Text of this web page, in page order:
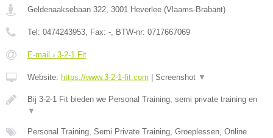
Geldenaaksebaan 322, 3001 Heverlee (Vlaams-Brabant)
Tel: 0474243953, Fax: -, BTW-nr: 0717667069
E-mail › 3-2-1 Fit
Website: https://www.3-2-1-fit.com Screenshot ▼
Bij 3-2-1 Fit bieden we Personal Training, semi private training en
▼
Personal Training, Semi Private Training, Groeplessen, Online